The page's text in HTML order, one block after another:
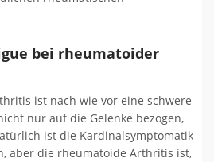
bei rheumatoider
ist nach wie vor eine schwere
nur auf die Gelenke bezogen,
ist die Kardinalsymptomatik
aber die rheumatoide Arthritis ist,